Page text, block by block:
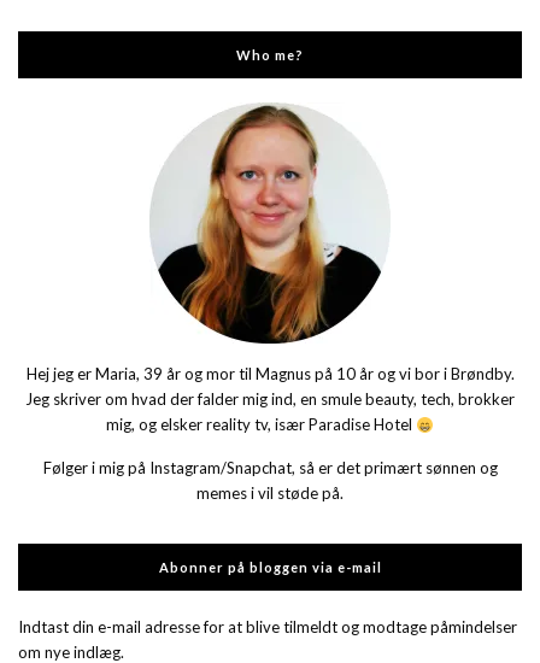
Who me?
Hej jeg er Maria, 39 år og mor til Magnus på 10 år og vi bor i Brøndby.
Jeg skriver om hvad der falder mig ind, en smule beauty, tech, brokker
mig, og elsker reality tv, især Paradise Hotel
Følger i mig på Instagram/Snapchat, så er det primært sønnen og
memes i vil støde på.
Abonner på bloggen via e-mail
Indtast din e-mail adresse for at blive tilmeldt og modtage påmindelser
om nye indlæg.